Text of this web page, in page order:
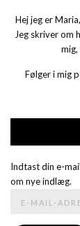
Hej jeg er
Jeg skriver om
Følger i mig
Indtast din e-
om nye indlæg.